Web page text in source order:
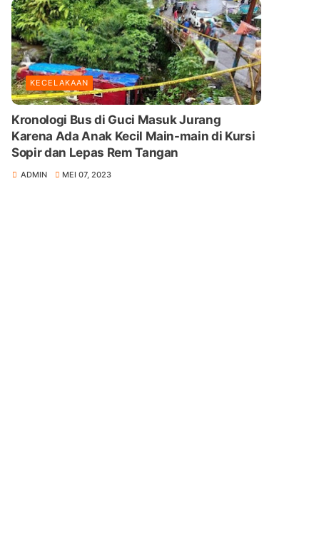
KECELAKAAN
Kronologi Bus di Guci Masuk Jurang
Karena Ada Anak Kecil Main-main di Kursi
Sopir dan Lepas Rem Tangan
ADMIN MEI 07, 2023